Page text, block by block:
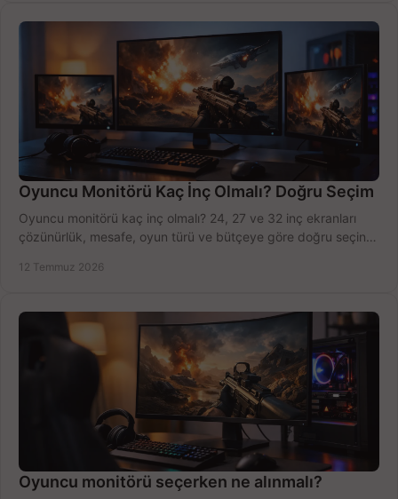
Oyuncu Monitörü Kaç İnç Olmalı? Doğru Seçim
Oyuncu monitörü kaç inç olmalı? 24, 27 ve 32 inç ekranları
çözünürlük, mesafe, oyun türü ve bütçeye göre doğru seçin,
12 Temmuz 2026
Oyuncu monitörü seçerken ne alınmalı?